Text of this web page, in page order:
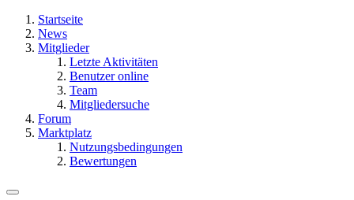
Startseite
News
Mitglieder
Letzte Aktivitäten
Benutzer online
Team
Mitgliedersuche
Forum
Marktplatz
Nutzungsbedingungen
Bewertungen